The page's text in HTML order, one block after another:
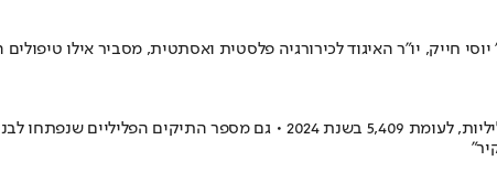
חייק, יו״ר האיגוד לכירורגיה פלסטית ואסתטית, מסביר אילו